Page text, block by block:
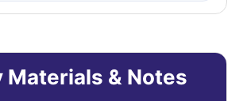
Materials & Notes